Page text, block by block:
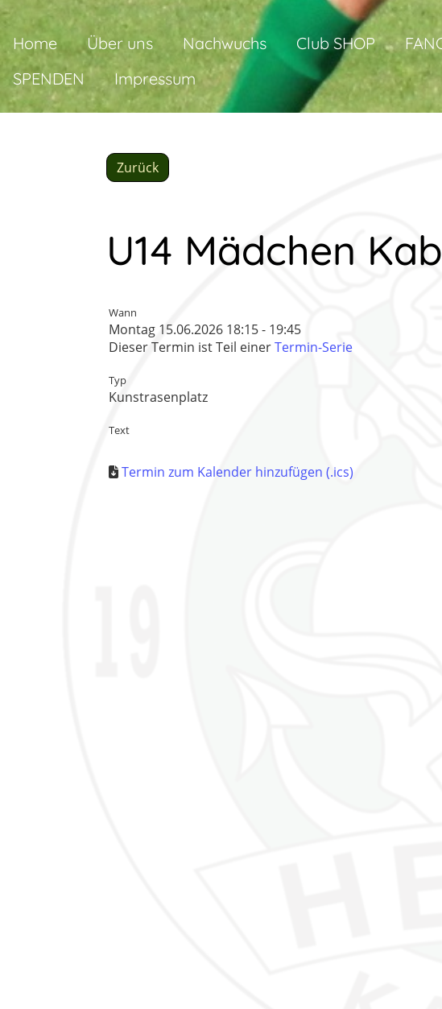
Home Über uns Nachwuchs Club SHOP
SPENDEN
Impressum
Zurück
U14 Mädchen
Wann
Montag 15.06.2026 18:15 - 19:45
Dieser Termin ist Teil einerTermin-Serie
Typ
Kunstrasenplatz
Text
Termin zum Kalender hinzufügen (.ics)